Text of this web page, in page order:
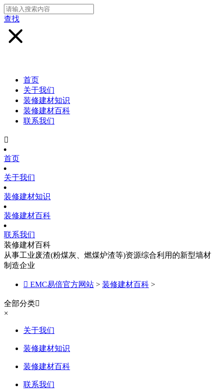
查找
首页
关于我们
装修建材知识
装修建材百科
联系我们

首页
关于我们
装修建材知识
装修建材百科
联系我们
装修建材百科
从事工业废渣(粉煤灰、燃煤炉渣等)资源综合利用的新型墙材
制造企业
 EMC易倍官方网站 > 装修建材百科 >
全部分类
×
关于我们
装修建材知识
装修建材百科
联系我们